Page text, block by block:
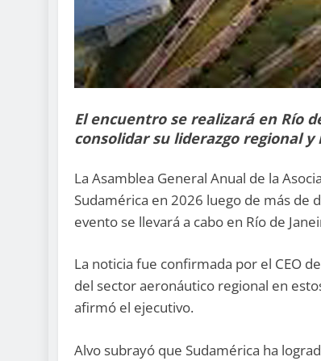
El encuentro se realizará en Río
consolidar su liderazgo regional
La Asamblea General Anual de la
Sudamérica en 2026 luego de más de
evento se llevará a cabo en Río de
La noticia fue confirmada por el CEO
del sector aeronáutico regional en
afirmó el ejecutivo.
Alvo subrayó que Sudamérica ha